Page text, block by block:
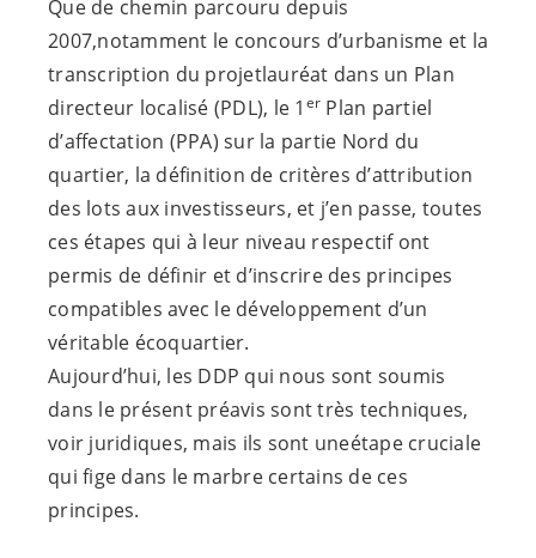
Que de chemin parcouru depuis
2007,notamment le concours d’urbanisme et la
transcription du projetlauréat dans un Plan
directeur localisé (PDL), le 1 er Plan partiel
d’affectation (PPA) sur la partie Nord du
quartier, la définition de critères d’attribution
des lots aux investisseurs, et j’en passe, toutes
ces étapes qui à leur niveau respectif ont
permis de définir et d’inscrire des principes
compatibles avec le développement d’un
véritable écoquartier.
Aujourd’hui, les DDP qui nous sont soumis
dans le présent préavis sont très techniques,
voir juridiques, mais ils sont uneétape cruciale
qui fige dans le marbre certains de ces
principes.